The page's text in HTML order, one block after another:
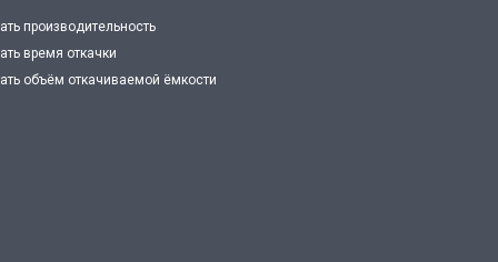
производительность
время откачки
объём откачиваемой ёмкости